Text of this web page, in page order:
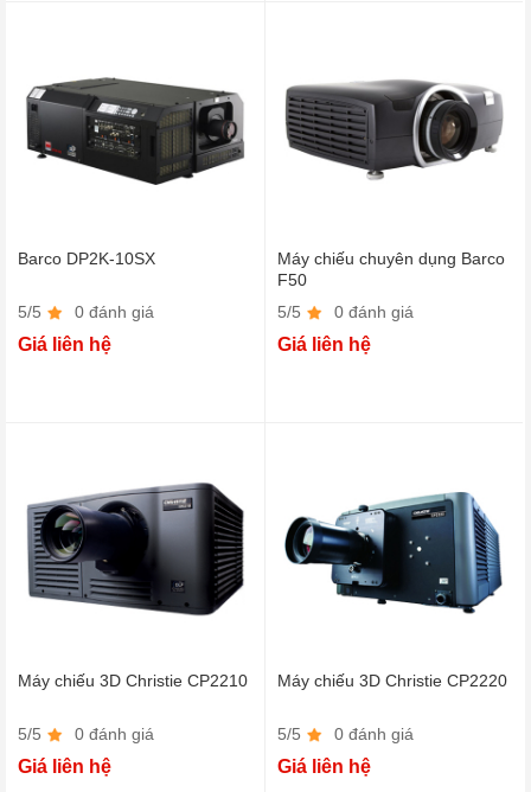
Barco DP2K-10SX
5/5 0 đánh giá
Giá liên hệ
Máy chiếu chuyên dụng Barco
F50
5/5
0 đánh giá
Giá liên hệ
Máy chiếu 3D Christie CP2210
5/5 0 đánh giá
Giá liên hệ
Máy chiếu 3D Christie CP2220
5/5 0 đánh giá
Giá liên hệ